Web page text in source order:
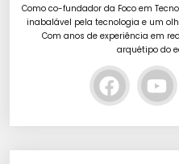
Como co-fundador da Foco em
inabalável pela tecnologia e um
Com anos de experiência em
arquétipo do